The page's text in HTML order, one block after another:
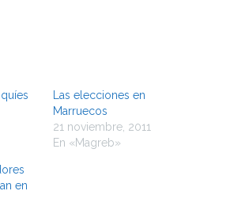
Las elecciones en
Marruecos
21 noviembre, 2011
En «Magreb»
en